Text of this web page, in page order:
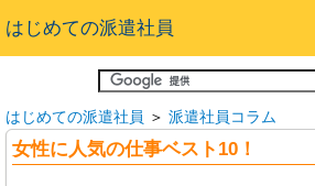
はじめての派遣社員
はじめての派遣社員 ＞ 派遣社員コラム
女性に人気の仕事ベスト10！